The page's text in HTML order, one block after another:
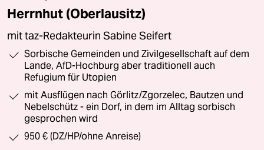
Herrnhut (Oberlausitz)
mit taz-Redakteurin Sabine Seifert
Sorbische Gemeinden und Zivilgesellschaft auf dem
Lande, AfD-Hochburg aber traditionell auch
Refugium für Utopien
mit Ausflügen nach Görlitz/Zgorzelec, Bautzen und
Nebelschütz - ein Dorf, in dem im Alltag sorbisch
gesprochen wird
950 € (DZ/HP/ohne Anreise)